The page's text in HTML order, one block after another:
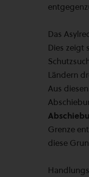
Das
Dies zeigt
Ländern
Aus
Grenze
diese